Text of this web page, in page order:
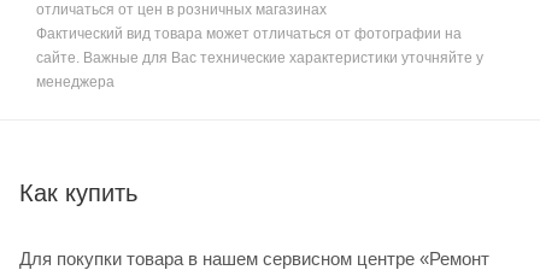
отличаться от цен в розничных магазинах
Фактический вид товара может отличаться от фотографии на
сайте. Важные для Вас технические характеристики уточняйте у
менеджера
Как купить
Для покупки товара в нашем сервисном центре «Ремонт